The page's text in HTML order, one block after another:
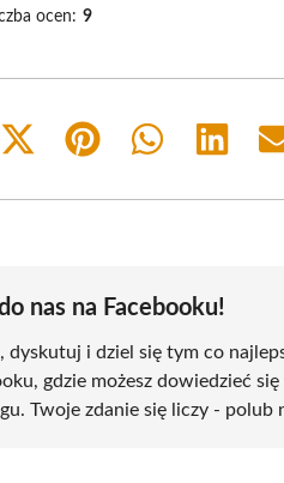
ocen: 9
Share
(Twitter)
Share
Share
Share
nas na Facebooku!
i dziel się tym co
gdzie możesz dowiedzieć
Twoje zdanie się liczy - polub